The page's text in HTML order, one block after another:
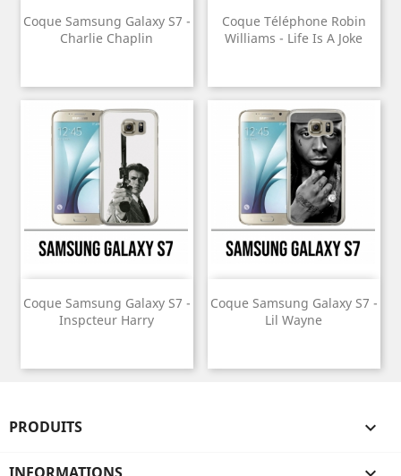
Coque Samsung Galaxy S7 -
Charlie Chaplin
Coque Téléphone Robin
Williams - Life Is A Joke
Coque Samsung Galaxy S7 -
Inspcteur Harry
Coque Samsung Galaxy S7 -
Lil Wayne
PRODUITS 